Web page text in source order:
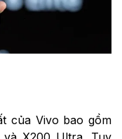
của Vivo bao gồm